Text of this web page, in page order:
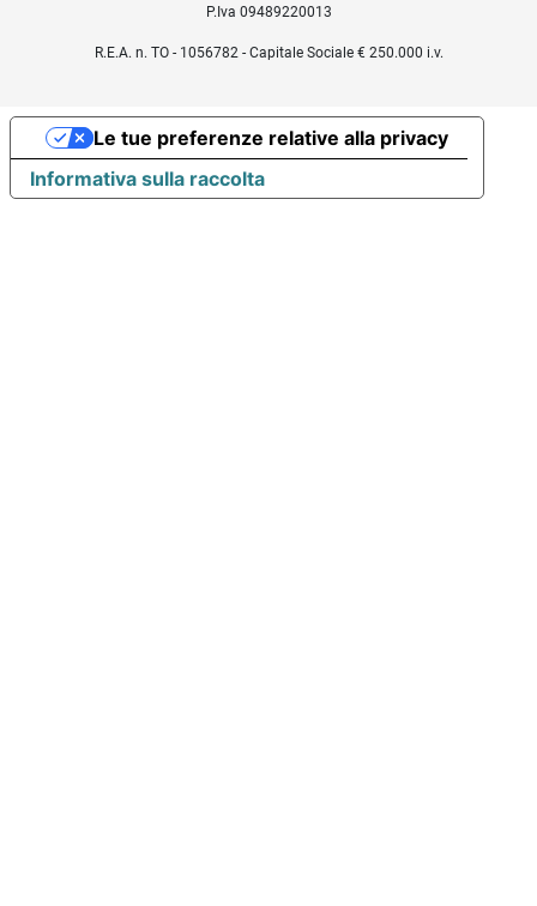
P.Iva 09489220013
R.E.A. n. TO - 1056782 - Capitale Sociale € 250.000 i.v.
Informativa sulla raccolta
Le tue preferenze relative alla privacy